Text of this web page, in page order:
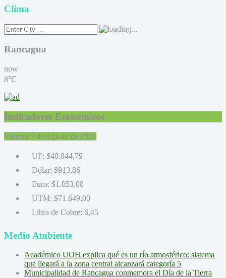
Clima
Rancagua
now
8℃
Indicadores Económicos
Viernes 7 de Agosto de 2026
UF: $40.844,79
Dólar: $913,86
Euro: $1.053,08
UTM: $71.649,00
Libra de Cobre: 6,45
Medio Ambiente
Académico UOH explica qué es un río atmosférico: sistema
que llegará a la zona central alcanzará categoría 5
Municipalidad de Rancagua conmemora el Día de la Tierra